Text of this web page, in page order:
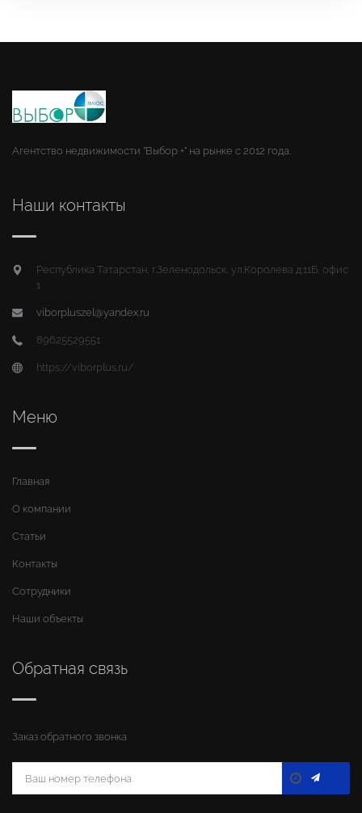
Агентство недвижимости "Выбор +" на рынке с 2012 года.
Наши контакты
Республика Татарстан, г.Зеленодольск, ул.Королева д.11Б, офис
1
viborpluszel@yandex.ru
89625529551
https://viborplus.ru/
Меню
Главная
О компании
Статьи
Контакты
Сотрудники
Наши объекты
Обратная связь
Заказ обратного звонка